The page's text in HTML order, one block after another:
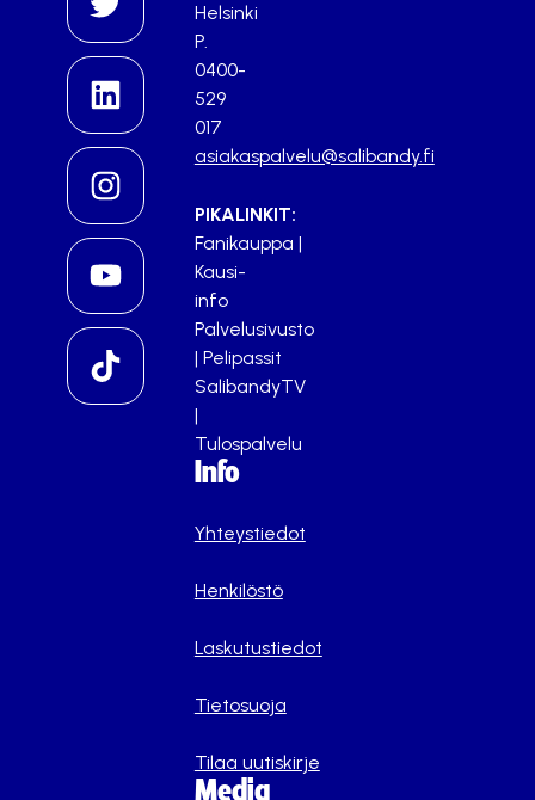
Helsinki
P.
0400-
529
017
asiakaspalvelu@salibandy.fi
PIKALINKIT:
Fanikauppa |
Kausi-
info
Palvelusivusto
| Pelipassit
SalibandyTV
|
Tulospalvelu
Info
Yhteystiedot
Henkilöstö
Laskutustiedot
Tietosuoja
Tilaa uutiskirje
Media